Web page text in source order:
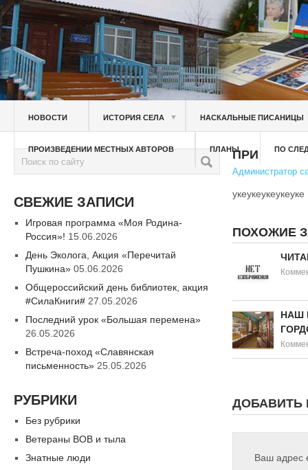
НОВОСТИ ИСТОРИЯ СЕЛА ▼ НАСКАЛЬНЫЕ ПИСАНИЦЫ
ПРОИЗВЕДЕНИИ МЕСТНЫХ АВТОРОВ ПЛАНЫ ПО
ПРИ
Администратор
укеукеукеукеуке
ПОХОЖИЕ
НАШ
ДОБАВИТЬ
Ваш адрес
СВЕЖИЕ ЗАПИСИ
Игровая программа «Моя Родина-
Россия»! 15.06.2026
День Эколога, Акция «Перечитай
Пушкина» 05.06.2026
Общероссийский день библиотек, акция
#СилаКниги# 27.05.2026
Последний урок «Большая перемена»
26.05.2026
Встреча-поход «Славянская
письменность» 25.05.2026
РУБРИКИ
Без рубрики
Ветераны ВОВ и тыла
Знатные люди